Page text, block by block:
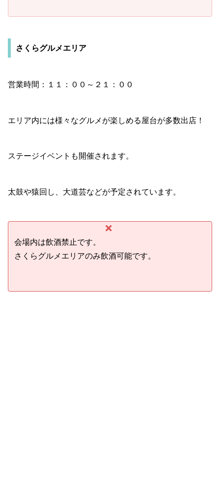
さくらグルメエリア
営業時間：１１：００～２１：００
エリア内には様々なグルメが楽しめる屋台が多数出店！
ステージイベントも開催されます。
太鼓や猿回し、大道芸などが予定されています。
会場内は飲酒禁止です。
さくらグルメエリアのみ飲酒可能です。